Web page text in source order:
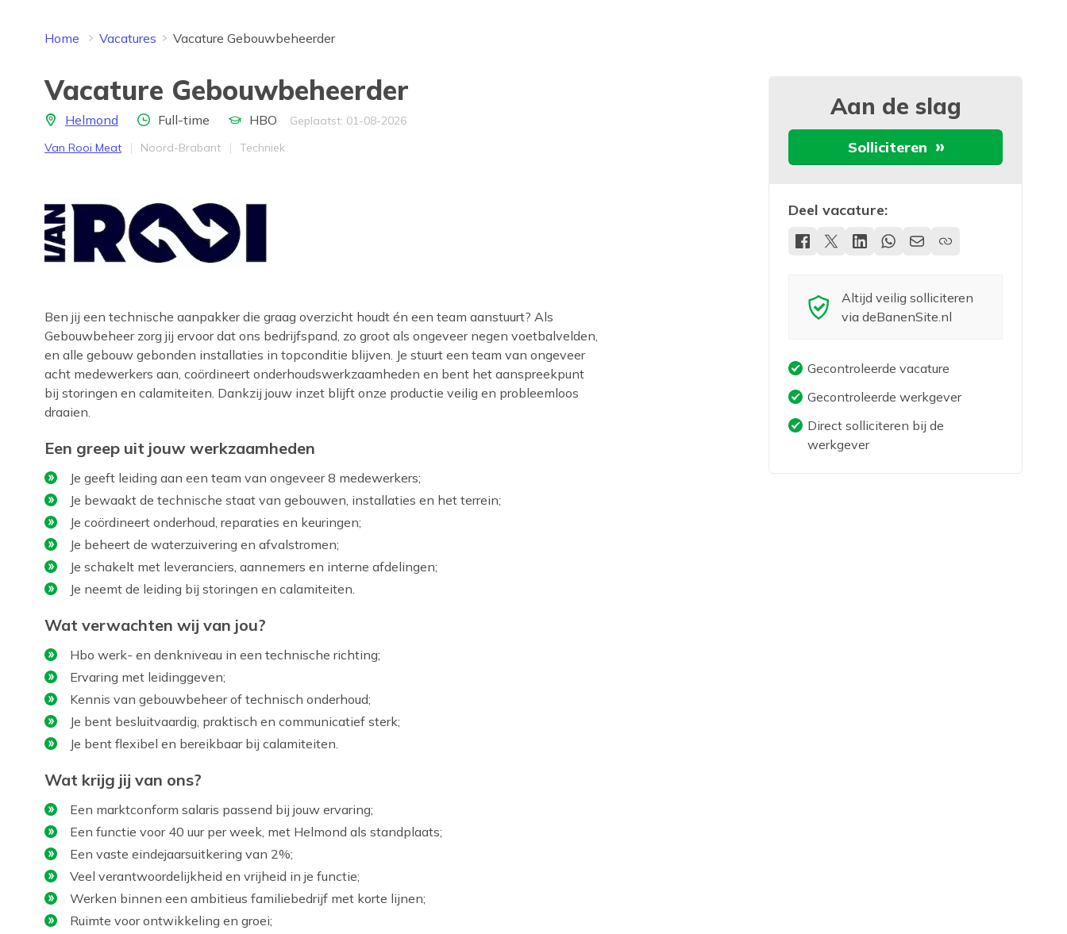
Home Vacatures Vacature Gebouwbeheerder
Vacature Gebouwbeheerder
LocatieHelmond Aantal uren
Full-time Opleidingsniveau
HBO
Geplaatst: 01-08-2026
Bedrijf
Van Rooi Meat Provincie
Noord-Brabant Werkveld
Techniek
Ben jij een technische aanpakker die graag overzicht houdt én een team aanstuurt? Als
Gebouwbeheer zorg jij ervoor dat ons bedrijfspand, zo groot als ongeveer negen voetbalvelden,
en alle gebouw gebonden installaties in topconditie blijven. Je stuurt een team van ongeveer
acht medewerkers aan, coördineert onderhoudswerkzaamheden en bent het aanspreekpunt
bij storingen en calamiteiten. Dankzij jouw inzet blijft onze productie veilig en probleemloos
draaien.
Een greep uit jouw werkzaamheden
Je geeft leiding aan een team van ongeveer 8 medewerkers;
Je bewaakt de technische staat van gebouwen, installaties en het terrein;
Je coördineert onderhoud, reparaties en keuringen;
Je beheert de waterzuivering en afvalstromen;
Je schakelt met leveranciers, aannemers en interne afdelingen;
Je neemt de leiding bij storingen en calamiteiten.
Wat verwachten wij van jou?
Hbo werk- en denkniveau in een technische richting;
Ervaring met leidinggeven;
Kennis van gebouwbeheer of technisch onderhoud;
Je bent besluitvaardig, praktisch en communicatief sterk;
Je bent flexibel en bereikbaar bij calamiteiten.
Wat krijg jij van ons?
Een marktconform salaris passend bij jouw ervaring;
Een functie voor 40 uur per week, met Helmond als standplaats;
Een vaste eindejaarsuitkering van 2%;
Veel verantwoordelijkheid en vrijheid in je functie;
Werken binnen een ambitieus familiebedrijf met korte lijnen;
Ruimte voor ontwikkeling en groei;
Aan de slag
Solliciteren
Deel vacature:
Altijd veilig solliciteren
via deBanenSite.nl
Gecontroleerde vacature
Gecontroleerde werkgever
Direct solliciteren bij de
werkgever